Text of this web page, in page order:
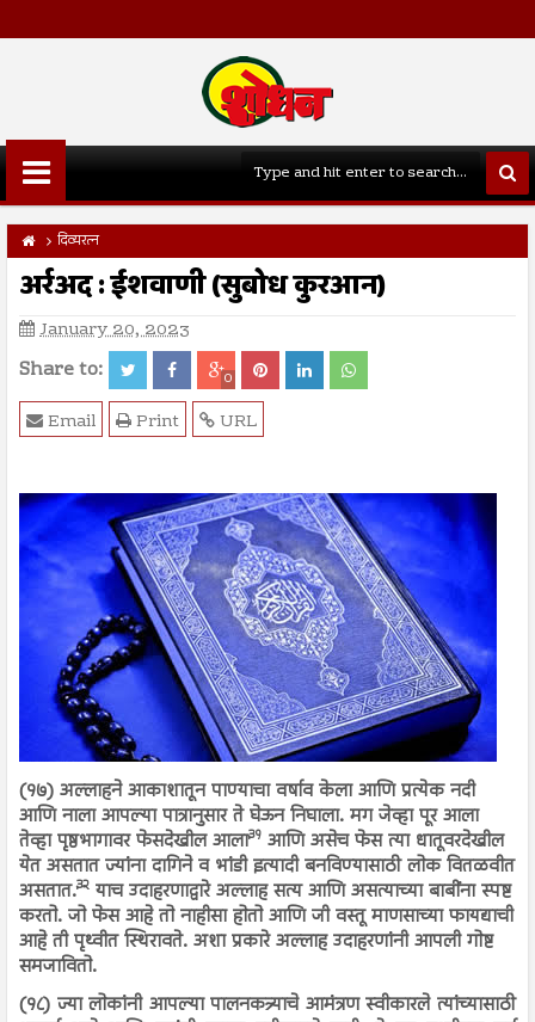
दिव्यरत्न
अर्रअद : ईशवाणी (सुबोध कुरआन)
January 20, 2023
Share to: 0
URL
Print
Email
(१७) अल्लाहने आकाशातून पाण्याचा वर्षाव केला आणि प्रत्येक नदी
आणि नाला आपल्या पात्रानुसार ते घेऊन निघाला. मग जेव्हा पूर आला
तेव्हा पृष्ठभागावर फेसदेखील आला३१ आणि असेच फेस त्या धातूवरदेखील
येत असतात ज्यांना दागिने व भांडी इत्यादी बनविण्यासाठी लोक वितळवीत
असतात.३२ याच उदाहरणाद्वारे अल्लाह सत्य आणि असत्याच्या बाबींना स्पष्ट
करतो. जो फेस आहे तो नाहीसा होतो आणि जी वस्तू माणसाच्या फायद्याची
आहे ती पृथ्वीत स्थिरावते. अशा प्रकारे अल्लाह उदाहरणांनी आपली गोष्ट
समजावितो.
(१८) ज्या लोकांनी आपल्या पालनकत्र्याचे आमंत्रण स्वीकारले त्यांच्यासाठी